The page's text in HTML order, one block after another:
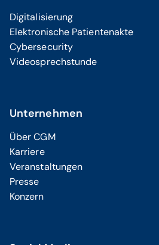
Digitalisierung
Elektronische Patientenakte
Cybersecurity
Videosprechstunde
Unternehmen
Über CGM
Karriere
Veranstaltungen
Presse
Konzern